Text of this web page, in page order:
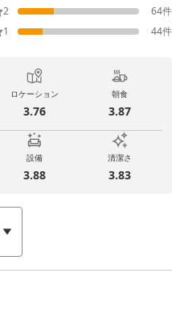
2
64件
1
44件
ロケーション
3.76
朝食
3.87
設備
3.88
清潔さ
3.83